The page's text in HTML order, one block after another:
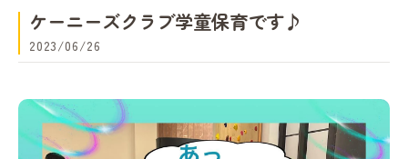
ケーニーズクラブ学童保育です♪
2023/06/26